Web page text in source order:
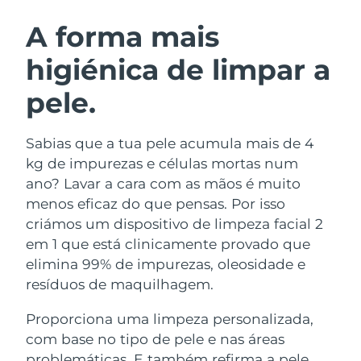
A forma mais
higiénica de limpar a
pele.
Sabias que a tua pele acumula mais de 4
kg de impurezas e células mortas num
ano? Lavar a cara com as mãos é muito
menos eficaz do que pensas. Por isso
criámos um dispositivo de limpeza facial 2
em 1 que está clinicamente provado que
elimina 99% de impurezas, oleosidade e
resíduos de maquilhagem.
Proporciona uma limpeza personalizada,
com base no tipo de pele e nas áreas
Limpeza facial
Anti-aging massage
LUNA™ 4 Plus
Massage, LED heating
LUNA™ 4 Men
Microcurrent toning
BEAR™ 2 go
Microcurrent toning on-the-go
BEAR™ 2 eyes & lips
Hidratação
UFO™ 3 kit
Deep facial hydration
UFO™ 3 LED
Near-infrared and red light therapy
device
Cuidado oral
issa™ 4
Hybrid silicone sonic toothbrush
Smart hybrid silicone sonic toothbrush
TRATAMENTO ANTIENVELHECIMENTO
FAQ™
Antienvelhecimento Tratamentos LED
Áustria
Barein Entrega prevista8/11/26
Bélgica
Bermudas Entrega prevista8/16/26
Bósnia e
Herzegovina
Entrega prevista8/13/26
Brunei Entrega prevista8/15/26
Bulgária Entrega prevista 8/10/26
Chile Entrega prevista